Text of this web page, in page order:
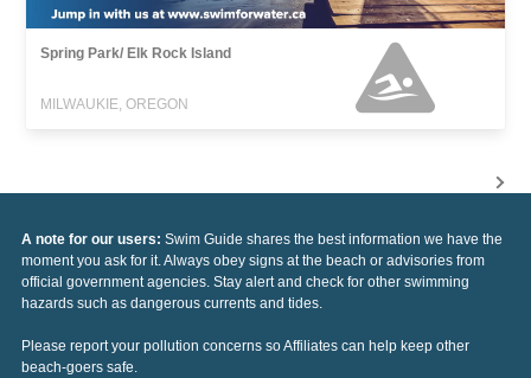
Spring Park/ Elk Rock Island
MILWAUKIE, OREGON
A note for our users: Swim Guide shares the best information we have the
moment you ask for it. Always obey signs at the beach or advisories from
official government agencies. Stay alert and check for other swimming
hazards such as dangerous currents and tides.
Please report your pollution concerns so Affiliates can help keep other
beach-goers safe.